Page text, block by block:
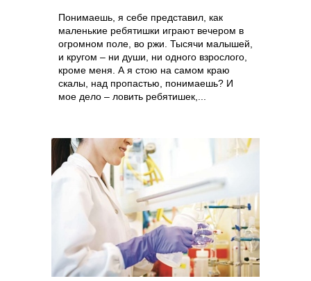
Понимаешь, я себе представил, как
маленькие ребятишки играют вечером в
огромном поле, во ржи. Тысячи малышей,
и кругом – ни души, ни одного взрослого,
кроме меня. А я стою на самом краю
скалы, над пропастью, понимаешь? И
мое дело – ловить ребятишек,...